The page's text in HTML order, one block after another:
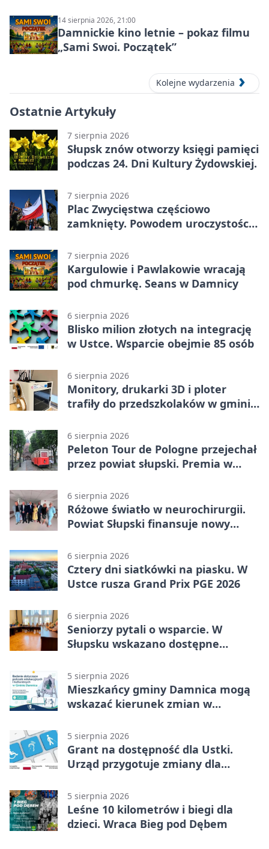
14 sierpnia 2026, 21:00
Damnickie kino letnie – pokaz filmu
„Sami Swoi. Początek”
Kolejne wydarzenia
Ostatnie Artykuły
7 sierpnia 2026
Słupsk znów otworzy księgi pamięci
podczas 24. Dni Kultury Żydowskiej.
7 sierpnia 2026
Plac Zwycięstwa częściowo
zamknięty. Powodem uroczystości
7 sierpnia 2026
Kargulowie i Pawlakowie wracają
pod chmurkę. Seans w Damnicy
6 sierpnia 2026
Blisko milion złotych na integrację
w Ustce. Wsparcie obejmie 85 osób
6 sierpnia 2026
Monitory, drukarki 3D i ploter
trafiły do przedszkolaków w gminie
6 sierpnia 2026
Peleton Tour de Pologne przejechał
przez powiat słupski. Premia w
6 sierpnia 2026
Różowe światło w neurochirurgii.
Powiat Słupski finansuje nowy
6 sierpnia 2026
Cztery dni siatkówki na piasku. W
Ustce rusza Grand Prix PGE 2026
6 sierpnia 2026
Seniorzy pytali o wsparcie. W
Słupsku wskazano dostępne
5 sierpnia 2026
Mieszkańcy gminy Damnica mogą
wskazać kierunek zmian w
5 sierpnia 2026
Grant na dostępność dla Ustki.
Urząd przygotuje zmiany dla
5 sierpnia 2026
Leśne 10 kilometrów i biegi dla
dzieci. Wraca Bieg pod Dębem